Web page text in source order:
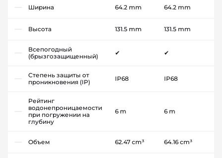
Ширина 64.2 mm 64.2 mm
Высота 131.5 mm 131.5 mm
Всепогодный
(брызгозащищенный)
✔ ✔
Степень защиты от
проникновения (IP)
IP68 IP68
Рейтинг
водонепроницаемости
при погружении на
глубину
6 m 6 m
Объем 62.47 cm³ 64.16 cm³